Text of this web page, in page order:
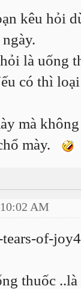
kêu hỏi
là uống
có thì
mà
mày.
AM
tears-of-
thuốc